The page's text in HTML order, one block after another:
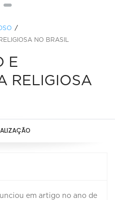
NO BRASIL
E
RELIGIOSA
em artigo no ano de